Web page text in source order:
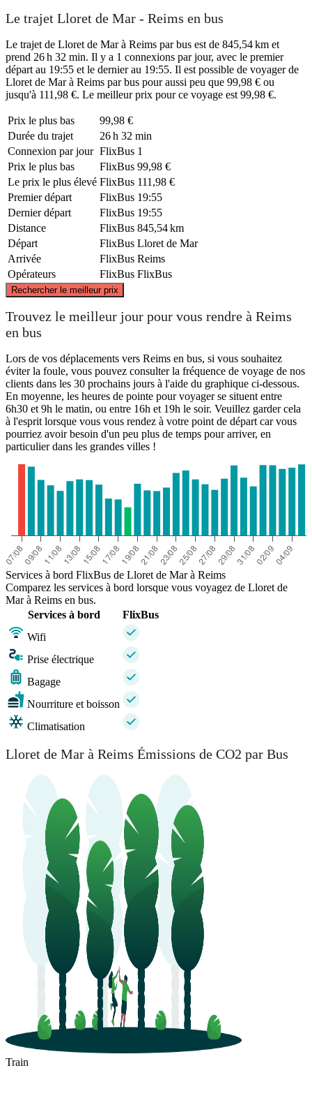
Le trajet Lloret de Mar - Reims en bus
Le trajet de Lloret de Mar à Reims par bus est de 845,54 km et
prend 26 h 32 min. Il y a 1 connexions par jour, avec le premier
départ au 19:55 et le dernier au 19:55. Il est possible de voyager de
Lloret de Mar à Reims par bus pour aussi peu que 99,98 € ou
jusqu'à 111,98 €. Le meilleur prix pour ce voyage est 99,98 €.
Prix ​​le plus bas
99,98 €
Durée du trajet
26 h 32 min
Connexion par jour FlixBus 1
Prix ​​le plus bas
FlixBus 99,98 €
Le prix le plus élevé FlixBus 111,98 €
Premier départ
FlixBus 19:55
Dernier départ
FlixBus 19:55
Distance
FlixBus 845,54 km
Départ
FlixBus Lloret de Mar
Arrivée
FlixBus Reims
Opérateurs
FlixBus FlixBus
Rechercher le meilleur prix
Lloret de Mar
©CARTO
Trouvez le meilleur jour pour vous rendre à Reims
en bus
Lors de vos déplacements vers Reims en bus, si vous souhaitez
éviter la foule, vous pouvez consulter la fréquence de voyage de nos
clients dans les 30 prochains jours à l'aide du graphique ci-dessous.
En moyenne, les heures de pointe pour voyager se situent entre
6h30 et 9h le matin, ou entre 16h et 19h le soir. Veuillez garder cela
à l'esprit lorsque vous vous rendez à votre point de départ car vous
pourriez avoir besoin d'un peu plus de temps pour arriver, en
particulier dans les grandes villes !
Services à bord FlixBus de Lloret de Mar à Reims
Comparez les services à bord lorsque vous voyagez de Lloret de
Mar à Reims en bus.
Services à bord
FlixBus
Wifi
Prise électrique
Bagage
Nourriture et boisson
Climatisation
Lloret de Mar à Reims Émissions de CO2 par Bus
Train